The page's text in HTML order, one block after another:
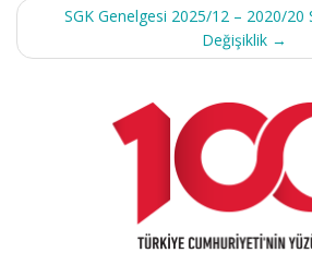
SGK Genelgesi 2025/12 – 2020/20
Değişiklik →